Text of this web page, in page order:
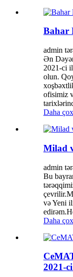
Bahar
admin
Ən
2021-ci
olun.
ofisimiz
Daha
Milad
admin
Bu
və Yeni
Daha
2021-